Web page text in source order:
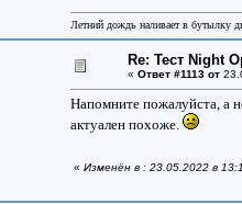
Летний дождь наливает в бутылку
Re: Тест Night
« Ответ #1113 от
Напомните пожалуйста, а
актуален похоже.
« Изменён в : 23.05.2022 в